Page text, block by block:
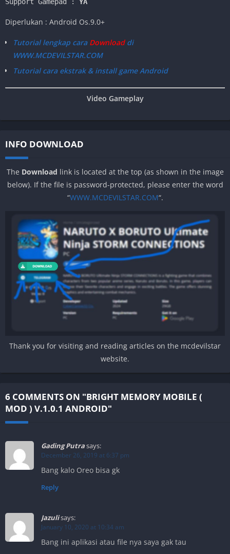
Diperlukan : Android Os.9.0+
Tutorial lengkap caraDownloaddi
WWW.MCDEVILSTAR.COM
Tutorial cara ekstrak & install game Android
Video Gameplay
INFO DOWNLOAD
The Download link is located at the top (as shown in the image
below). If the file is password-protected, please enter the word
“WWW.MCDEVILSTAR.COM“.
Thank you for visiting and reading articles on the mcdevilstar
website.
6 COMMENTS ON "BRIGHT MEMORY MOBILE (
MOD ) V.1.0.1 ANDROID"
Gading Putrasays:
December 26, 2019 at 6:37 pm
Bang kalo Oreo bisa gk
Reply
Jazulisays:
January 10, 2020 at 10:34 am
Bang ini aplikasi atau file nya saya gak tau